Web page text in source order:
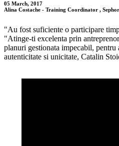
05 March, 2017
Alina Costache - Training Coordinator ,
"Au fost suficiente o participare
"Atinge-ti excelenta prin
planuri gestionata impecabil,
autenticitate si unicitate, Catalin